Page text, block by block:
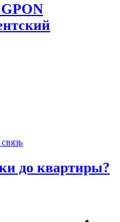
до квартиры?